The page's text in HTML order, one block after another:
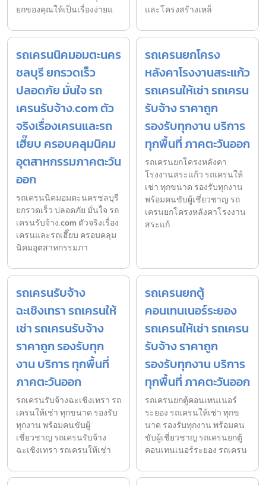
ยกของคุณให้เป็นเรื่องง่ายแ
และโครงสร้างเหล็
รถเครนนิคมอมตะนคร
ชลบุรี ยกรวดเร็ว
ปลอดภัย มั่นใจ รถ
เครนรับจ้าง.com ตัว
จริงเรื่องเครนและรถ
เฮี๊ยบ ครอบคลุมนิคม
อุตสาหกรรมภาคตะวัน
ออก
รถเครนนิคมอมตะนครชลบุรี
ยกรวดเร็ว ปลอดภัย มั่นใจ รถ
เครนรับจ้าง.com ตัวจริงเรื่อง
เครนและรถเฮี๊ยบ ครอบคลุม
นิคมอุตสาหกรรมภา
รถเครนยกโครง
หลังคาโรงงานสระแก้ว
รถเครนให้เช่า รถเครน
รับจ้าง ราคาถูก
รองรับทุกงาน บริการ
ทุกพื้นที่ ภาคตะวันออก
รถเครนยกโครงหลังคา
โรงงานสระแก้ว รถเครนให้
เช่า ทุกขนาด รองรับทุกงาน
พร้อมคนขับผู้เชี่ยวชาญ รถ
เครนยกโครงหลังคาโรงงาน
สระแก้
รถเครนรับจ้าง
ฉะเชิงเทรา รถเครนให้
เช่า รถเครนรับจ้าง
ราคาถูก รองรับทุก
งาน บริการ ทุกพื้นที่
ภาคตะวันออก
รถเครนรับจ้างฉะเชิงเทรา รถ
เครนให้เช่า ทุกขนาด รองรับ
ทุกงาน พร้อมคนขับผู้
เชี่ยวชาญ รถเครนรับจ้าง
ฉะเชิงเทรา รถเครนให้เช่า
รถเครนยกตู้
คอนเทนเนอร์ระยอง
รถเครนให้เช่า รถเครน
รับจ้าง ราคาถูก
รองรับทุกงาน บริการ
ทุกพื้นที่ ภาคตะวันออก
รถเครนยกตู้คอนเทนเนอร์
ระยอง รถเครนให้เช่า ทุกข
นาด รองรับทุกงาน พร้อมคน
ขับผู้เชี่ยวชาญ รถเครนยกตู้
คอนเทนเนอร์ระยอง รถเครน